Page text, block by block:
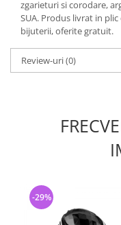
zgarieturi si corodare,
SUA. Produs livrat in
bijuterii, oferite gratuit.
Review-uri(0)
-29%